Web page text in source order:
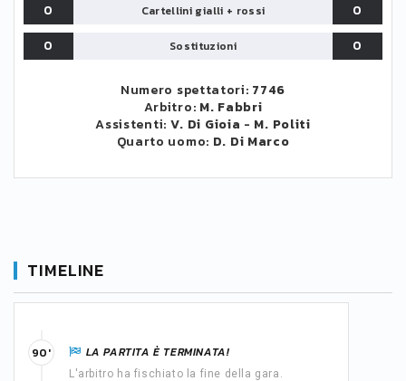
0
Cartellini gialli + rossi
0
0
Sostituzioni 0
Numero spettatori: 7746
Arbitro: M. Fabbri
Assistenti: V. Di Gioia - M. Politi
Quarto uomo: D. Di Marco
TIMELINE
LA PARTITA È TERMINATA!
L'arbitro ha fischiato la fine della gara.
90'